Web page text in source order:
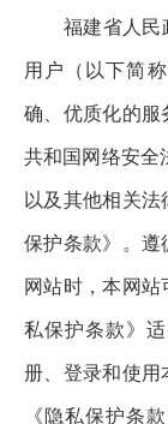
福建省人民政
用户（以下简
确、优质化的服
共和国网络安全
以及其他相关
保护条款》。遵
网站时，本网
私保护条款》
册、登录和使用
《隐私保护条